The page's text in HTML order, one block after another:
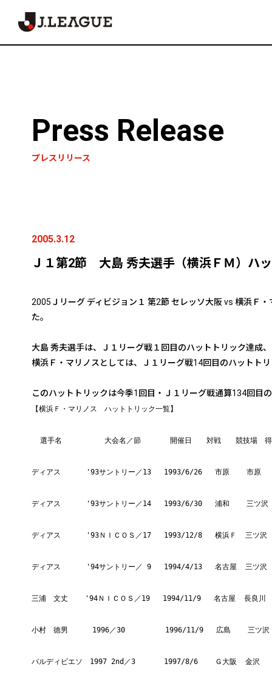
Press Release
プレスリリース
2005.3.12
Ｊ１第2節 大島 秀夫選手（横浜ＦＭ）ハ
2005Ｊリーグ ディビジョン１ 第2節 セレッソ大阪 vs 横浜Ｆ
た。
大島 秀夫選手は、Ｊ１リーグ戦１回目のハットトリック達成、
横浜Ｆ・マリノスとしては、Ｊ１リーグ戦14回目のハットトリ
このハットトリックは今季1回目・Ｊ１リーグ戦通算134回目の
【横浜Ｆ・マリノス　ハットトリック一覧】
選手名          大会名／節　　　　開催日　　対戦　　競技場　
ディアス      '93サントリー／13   1993/6/26   市原    市
ディアス      '93サントリー／14   1993/6/30   浦和    三ツ
ディアス      '93ＮＩＣＯＳ／17   1993/12/8   横浜Ｆ  三ツ
ディアス      '94サントリー／ 9   1994/4/13   名古屋  三ツ
三浦　文丈    '94ＮＩＣＯＳ／19   1994/11/9   名古屋  長良
小村　徳男    　1996／30     　　 1996/11/9   広島    三ツ
バルディビエソ　1997 2nd／3    　 1997/8/6    Ｇ大阪  金